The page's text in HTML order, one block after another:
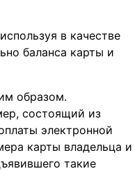
в качестве
баланса карты и
образом.
состоящий из
электронной
карты владельца и
такие